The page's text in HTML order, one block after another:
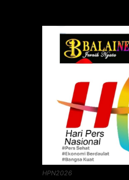
HPN2026